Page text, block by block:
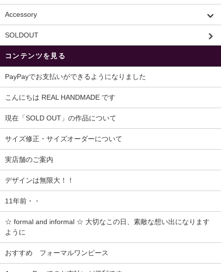
Accessory
SOLDOUT
コンテンツを見る
PayPayでお支払いができるようになりました
こんにちは REAL HANDMADE です
現在「SOLD OUT」の作品について
サイズ修正・サイズオーダーについて
実店舗のご案内
デザインは無限大！！
11年前・・
☆ formal and informal ☆ 大切なこの日、素敵な想い出になります
ように
おすすめ フォーマルワンピース